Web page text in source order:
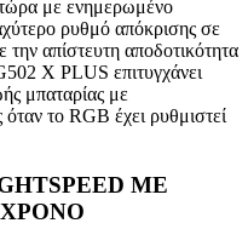
με ενημερωμένο
ρυθμό απόκρισης σε
απίστευτη αποδοτικότητα
X PLUS επιτυγχάνει
μπαταρίας με
το RGB έχει ρυθμιστεί
ΜΕ